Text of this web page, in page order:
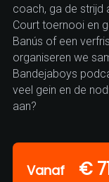
coach, ga de strijd
Court toernooi en
Banús of een
organiseren we
Bandejaboys
veel gein en de
aan?
Vanaf €